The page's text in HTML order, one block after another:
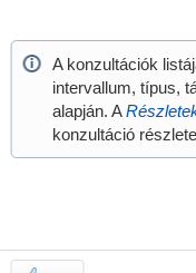
A konzultációk
intervallum, típus,
alapján. A
konzultáció